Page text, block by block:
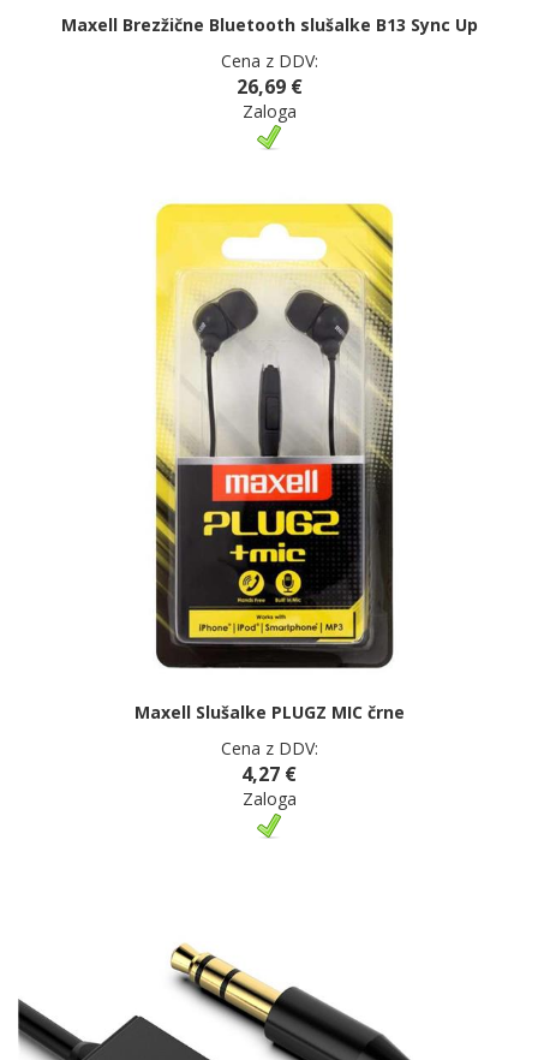
Maxell Brezžične Bluetooth slušalke B13 Sync Up
Cena z DDV:
26,69 €
Zaloga
Maxell Slušalke PLUGZ MIC črne
Cena z DDV:
4,27 €
Zaloga